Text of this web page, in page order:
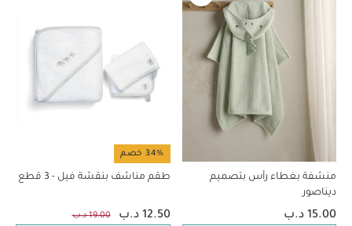
منشفة بغطاء رأس بتصميم
ديناصور
15.00 د.ب
34% خصم
طقم مناشف بنقشة فيل - 3 قطع
12.50 د.ب 19.00 د.ب